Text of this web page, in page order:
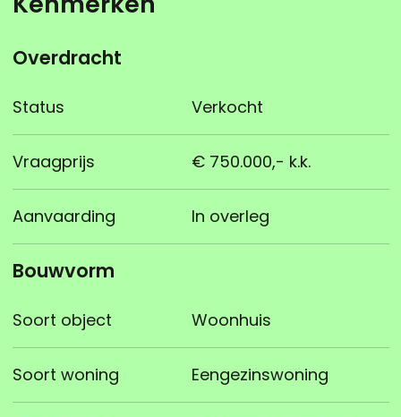
Overdracht
Status Verkocht
Vraagprijs € 750.000,- k.k.
Aanvaarding In overleg
Bouwvorm
Soort object Woonhuis
Soort woning Eengezinswoning